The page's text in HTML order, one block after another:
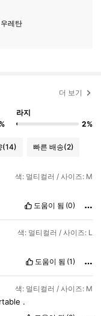
레탄
더 보기
라지
2%
(14) 빠른 배송(2)
색: 멀티컬러 / 사이즈: M
도움이 됨 (0)
색: 멀티컬러 / 사이즈: L
도움이 됨 (1)
색: 멀티컬러 / 사이즈: M
.